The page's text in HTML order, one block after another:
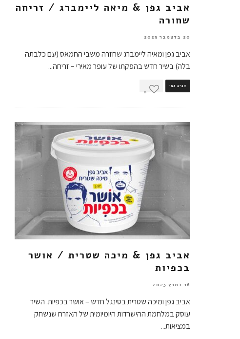
אביב גפן & מיאה ליימברג / זריחה
שחורה
20 בדצמבר 2023
אביב גפן ומאיה ליימברג שחזרה משבי החמאס (עם כלבתה
בלה) בשיר חדש בהפקתו של עופר מאירי – זריחה...
אביב גפן
0
אביב גפן & מיכה שטרית / אושר
בכפיות
16 במרץ 2023
אביב גפן ומיכה שטרית בסינגל חדש – אושר בכפיות. השיר
עוסק במלחמת ההישרדות היומיומית של האזרח שנשחק
במציאות...